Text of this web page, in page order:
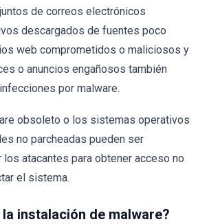
de correos electrónicos
descargados de fuentes poco
web comprometidos o maliciosos y
o anuncios engañosos también
por malware.
obsoleto o los sistemas operativos
no parcheadas pueden ser
atacantes para obtener acceso no
el sistema.
instalación de malware?